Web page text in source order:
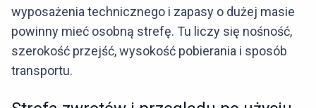
wyposażenia technicznego i zapasy o dużej masie
powinny mieć osobną strefę. Tu liczy się nośność,
szerokość przejść, wysokość pobierania i sposób
transportu.